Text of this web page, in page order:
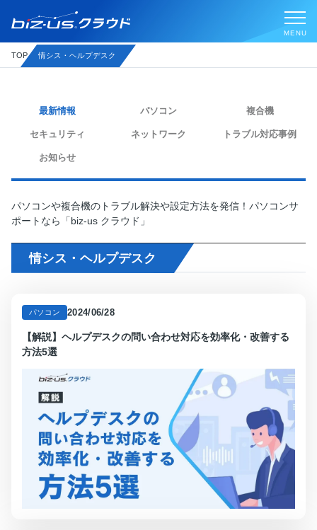
TOP 情シス・ヘルプデスク
最新情報 パソコン 複合機
セキュリティ ネットワーク トラブル対応事例
お知らせ
パソコンや複合機のトラブル解決や設定方法を発信！パソコンサ
ポートなら「biz-us クラウド」
情シス・ヘルプデスク
パソコン 2024/06/28
【解説】ヘルプデスクの問い合わせ対応を効率化・改善する
方法5選